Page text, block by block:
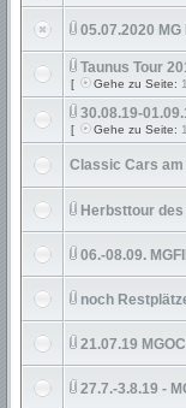
05.07.2020
Taunus Tour
[ Gehe zu Seite: 1
30.08.19-
[ Gehe zu Seite: 1
Classic Cars
Herbsttour
06.-08.09.
noch
21.07.19
27.7.-3.8.19 -